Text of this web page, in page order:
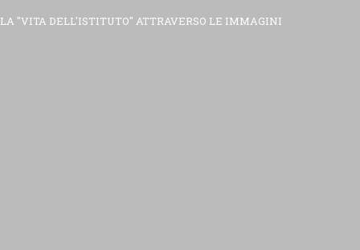
LA "VITA DELL'ISTITUTO" ATTRAVERSO LE IMMAGINI